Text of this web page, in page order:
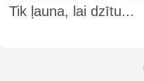
Tik ļauna, lai dzītu...